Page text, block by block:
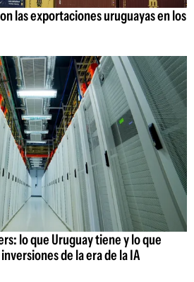
las exportaciones uruguayas en los
lo que Uruguay tiene y lo que
de la era de la IA